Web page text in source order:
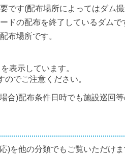
です(配布場所によってはダム
ドの配布を終了しているダムで
布場所です。
表示しています。
でご注意ください。
)配布条件日時でも施設巡回
)を他の分類でもご覧いただけま